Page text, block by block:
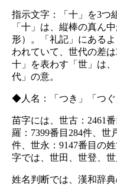
指示文字：「十」を3つ
「十」は、縦棒の真ん
形）。「礼記」にある
われていて、世代の差
十」を表わす「世」は
代」の意。
◆人名：「つき」「つぐ
苗字には、世古：2461
羅：7399番目284件、世
件、世永：9147番目の
字では、世田、世登、
姓名判断では、漢和辞